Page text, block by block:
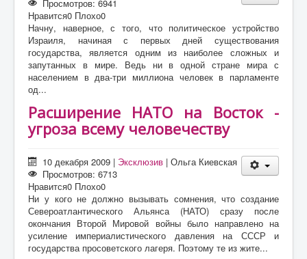
Просмотров: 6941
Нравится0 Плохо0
Начну, наверное, с того, что политическое устройство
Израиля, начиная с первых дней существования
государства, является одним из наиболее сложных и
запутанных в мире. Ведь ни в одной стране мира с
населением в два-три миллиона человек в парламенте
од...
Расширение НАТО на Восток -
угроза всему человечеству
10 декабря 2009 | Эксклюзив |Ольга Киевская
Просмотров: 6713
Нравится0 Плохо0
Ни у кого не должно вызывать сомнения, что создание
Североатлантического Альянса (НАТО) сразу после
окончания Второй Мировой войны было направлено на
усиление империалистического давления на СССР и
государства просоветского лагеря. Поэтому те из жите...